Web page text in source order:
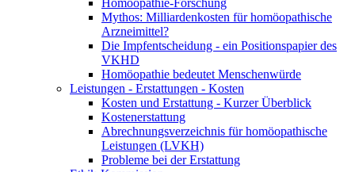
Homöopathie-Forschung
Mythos: Milliardenkosten für homöopathische
Arzneimittel?
Die Impfentscheidung - ein Positionspapier des
VKHD
Homöopathie bedeutet Menschenwürde
Leistungen - Erstattungen - Kosten
Kosten und Erstattung - Kurzer Überblick
Kostenerstattung
Abrechnungsverzeichnis für homöopathische
Leistungen (LVKH)
Probleme bei der Erstattung